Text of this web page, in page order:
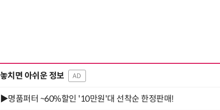
놓치면 아쉬운 정보 AD
▶명품퍼터 ~60%할인 '10만원'대 선착순 한정판매!